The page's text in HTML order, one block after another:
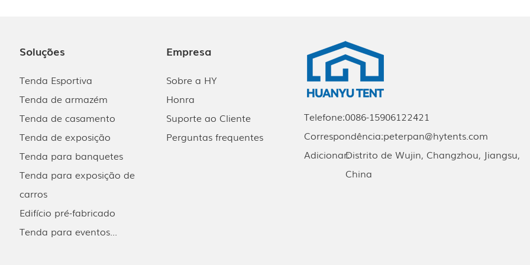
que cada participante encontrasse o que
espaço de forma racional para o layout interno,
destacando suas características. A tenda possui
centenas de visitantes.
Soluções
Tenda Esportiva
Tenda de armazém
Tenda de casamento
Tenda de exposição
Tenda para banquetes
Tenda para exposição de
carros
Edifício pré-fabricado
Tenda para eventos...
Empresa
Sobre a HY
Honra
Suporte ao Cliente
Perguntas frequentes
Adicionar:Distrito de Wujin, Changzhou, Jiangsu,
China
Telefone:0086-15906122421
Correspondência:peterpan@hytents.com